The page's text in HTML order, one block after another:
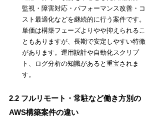
監視・障害対応・パフォーマンス改善・コ
スト最適化などを継続的に行う案件です。
単価は構築フェーズよりやや抑えられるこ
ともありますが、長期で安定しやすい特徴
があります。運用設計や自動化スクリプ
ト、ログ分析の知識があると重宝されま
す。
2.2 フルリモート・常駐など働き方別の
AWS構築案件の違い